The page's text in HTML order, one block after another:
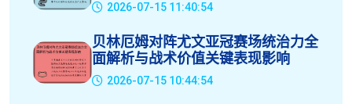
2026-07-15 11:40:54
贝林厄姆对阵尤文亚冠赛场统治力全
面解析与战术价值关键表现影响
2026-07-15 10:44:54